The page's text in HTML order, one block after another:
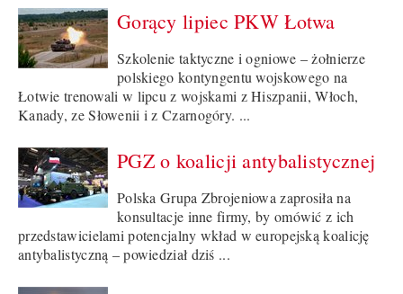
Gorący lipiec PKW Łotwa
Szkolenie taktyczne i ogniowe – żołnierze
polskiego kontyngentu wojskowego na
Łotwie trenowali w lipcu z wojskami z Hiszpanii, Włoch,
Kanady, ze Słowenii i z Czarnogóry. ...
PGZ o koalicji antybalistycznej
Polska Grupa Zbrojeniowa zaprosiła na
konsultacje inne firmy, by omówić z ich
przedstawicielami potencjalny wkład w europejską koalicję
antybalistyczną – powiedział dziś ...